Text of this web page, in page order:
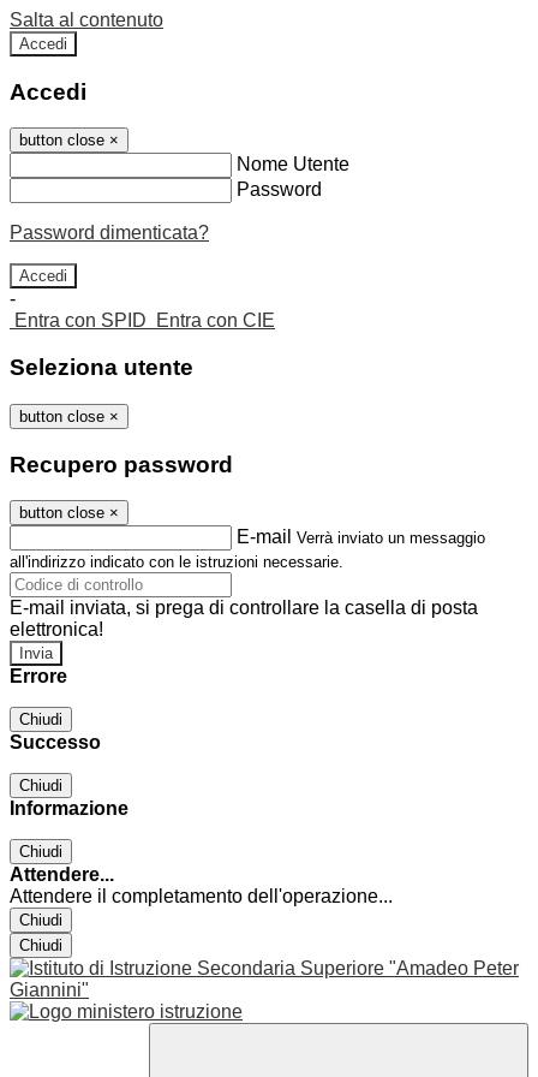
Salta al contenuto
Accedi
Accedi
button close ×
Nome Utente
Password
Password dimenticata?
-
Entra con SPID
Entra con CIE
Seleziona utente
button close ×
Recupero password
button close ×
E-mail Verrà inviato un messaggio
all'indirizzo indicato con le istruzioni necessarie.
E-mail inviata, si prega di controllare la casella di posta
elettronica!
Errore
Chiudi
Successo
Chiudi
Informazione
Chiudi
Attendere...
Attendere il completamento dell'operazione...
Chiudi
Chiudi